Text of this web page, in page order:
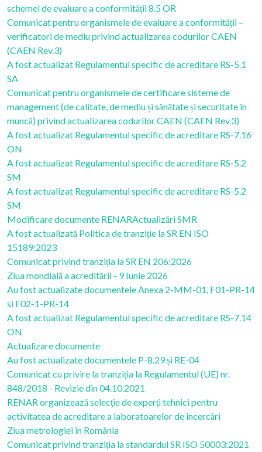
schemei de evaluare a conformității 8.5 OR
Comunicat pentru organismele de evaluare a conformității –
verificatori de mediu privind actualizarea codurilor CAEN
(CAEN Rev.3)
A fost actualizat Regulamentul specific de acreditare RS-5.1
SA
Comunicat pentru organismele de certificare sisteme de
management (de calitate, de mediu și sănătate și securitate în
muncă) privind actualizarea codurilor CAEN (CAEN Rev.3)
A fost actualizat Regulamentul specific de acreditare RS-7.16
ON
A fost actualizat Regulamentul specific de acreditare RS-5.2
SM
A fost actualizat Regulamentul specific de acreditare RS-5.2
SM
Modificare documente RENARActualizări SMR
A fost actualizată Politica de tranziţie la SR EN ISO
15189:2023
Comunicat privind tranziția la SR EN 206:2026
Ziua mondială a acreditării - 9 Iunie 2026
Au fost actualizate documentele Anexa 2-MM-01, F01-PR-14
si F02-1-PR-14
A fost actualizat Regulamentul specific de acreditare RS-7.14
ON
Actualizare documente
Au fost actualizate documentele P-8.29 și RE-04
Comunicat cu privire la tranziția la Regulamentul (UE) nr.
848/2018 - Revizie din 04.10.2021
RENAR organizează selecţie de experţi tehnici pentru
activitatea de acreditare a laboratoarelor de încercări
Ziua metrologiei în România
Comunicat privind tranziția la standardul SR ISO 50003:2021